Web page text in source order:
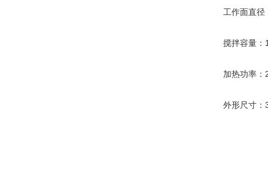
工作面直
搅拌容量：
加热功率：
外形尺寸：